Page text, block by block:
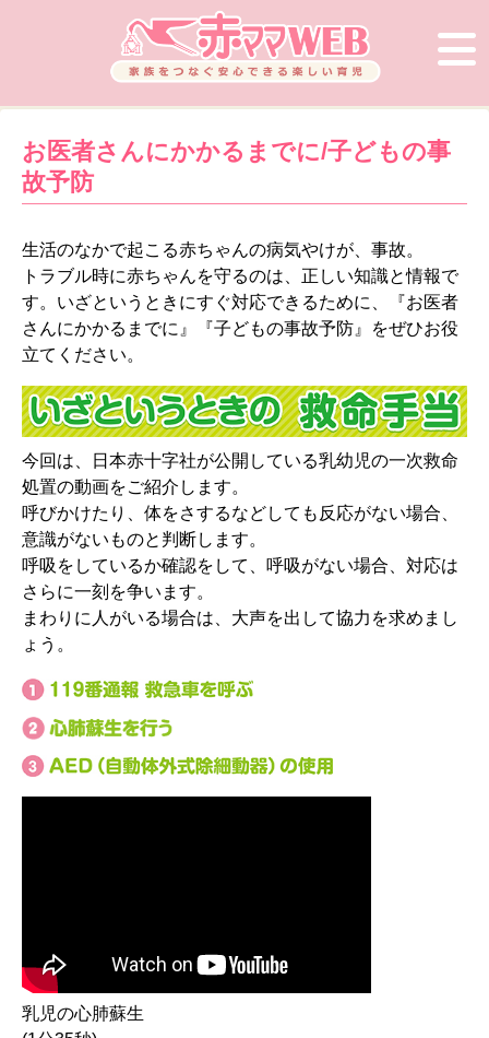
お医者さんにかかるまでに/子どもの事
故予防
生活のなかで起こる赤ちゃんの病気やけが、事故。
トラブル時に赤ちゃんを守るのは、正しい知識と情報で
す。いざというときにすぐ対応できるために、『お医者
さんにかかるまでに』『子どもの事故予防』をぜひお役
立てください。
今回は、日本赤十字社が公開している乳幼児の一次救命
処置の動画をご紹介します。
呼びかけたり、体をさするなどしても反応がない場合、
意識がないものと判断します。
呼吸をしているか確認をして、呼吸がない場合、対応は
さらに一刻を争います。
まわりに人がいる場合は、大声を出して協力を求めまし
ょう。
乳児の心肺蘇生